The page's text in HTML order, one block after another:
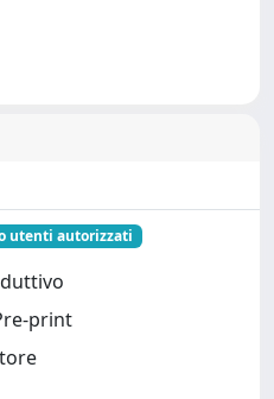
utenti autorizzati
print